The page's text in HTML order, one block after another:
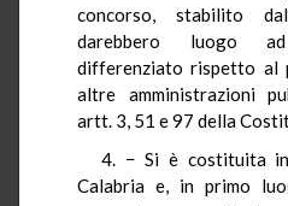
concorso, stabilito
darebbero luogo
differenziato rispetto al
altre amministrazioni
artt. 3, 51 e 97 della
4. − Si è costituita
Calabria e, in primo